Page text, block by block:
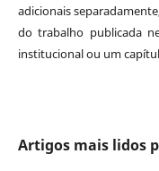
adicionais
do trabalho publicada
institucional ou um
Artigos mais lidos